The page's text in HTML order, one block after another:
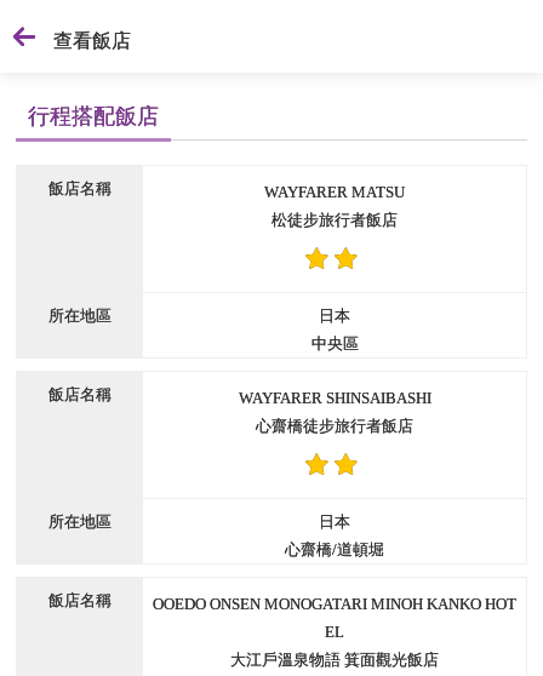
查看飯店
行程搭配飯店
WAYFARER MATSU
松徒步旅行者飯店
日本
中央區
WAYFARER SHINSAIBASHI
心齋橋徒步旅行者飯店
日本
心齋橋/道頓堀
OOEDO ONSEN MONOGATARI MINOH KANKO HOT
EL
大江戶溫泉物語 箕面觀光飯店